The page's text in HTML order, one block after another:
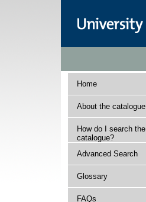
Home
About the catalogue
How do I search the
catalogue?
Advanced Search
Glossary
FAQs